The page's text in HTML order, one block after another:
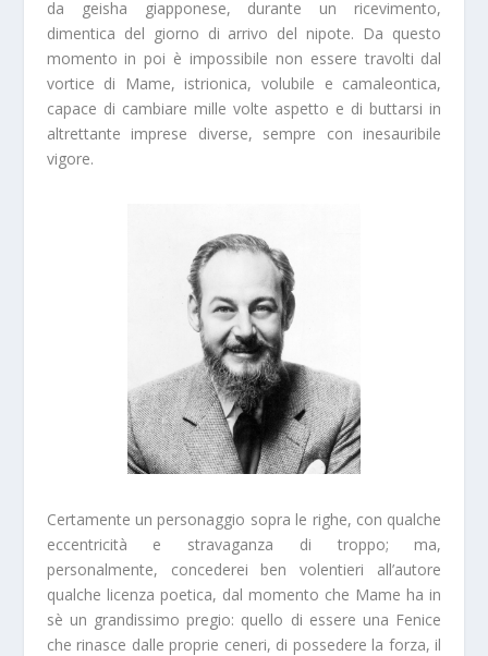
da geisha giapponese, durante un ricevimento,
dimentica del giorno di arrivo del nipote. Da questo
momento in poi è impossibile non essere travolti dal
vortice di Mame, istrionica, volubile e camaleontica,
capace di cambiare mille volte aspetto e di buttarsi in
altrettante imprese diverse, sempre con inesauribile
vigore.
Certamente un personaggio sopra le righe, con qualche
eccentricità e stravaganza di troppo; ma,
personalmente, concederei ben volentieri all’autore
qualche licenza poetica, dal momento che Mame ha in
sè un grandissimo pregio: quello di essere una Fenice
che rinasce dalle proprie ceneri, di possedere la forza, il